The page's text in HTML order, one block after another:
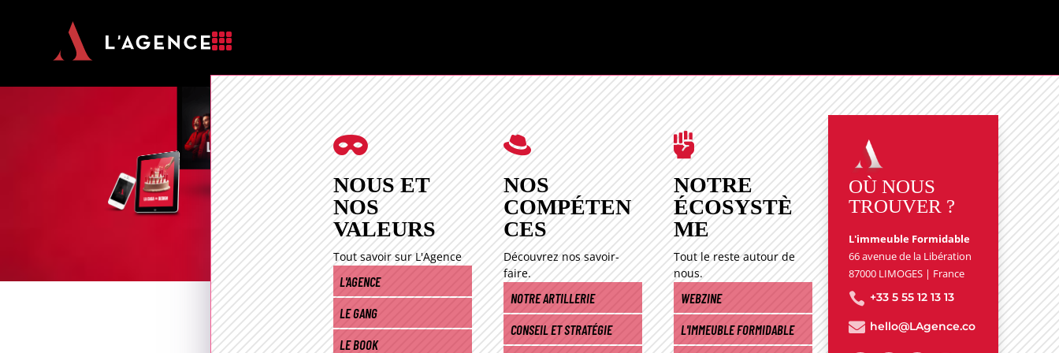


NOUS ET
NOS
VALEURS
Tout savoir sur L'Agence
L'AGENCE
LE GANG
LE BOOK

NOS
COMPÉTEN
CES
Découvrez nos savoir-
faire.
NOTRE ARTILLERIE
CONSEIL ET STRATÉGIE

NOTRE
ÉCOSYSTÈ
ME
Tout le reste autour de
nous.
WEBZINE
L'IMMEUBLE FORMIDABLE
OÙ NOUS
TROUVER ?
L'immeuble Formidable
66 avenue de la Libération
87000 LIMOGES | France
 +33 5 55 12 13 13
 hello@LAgence.co
NOSCRÉADANS LA
SÉRIE…